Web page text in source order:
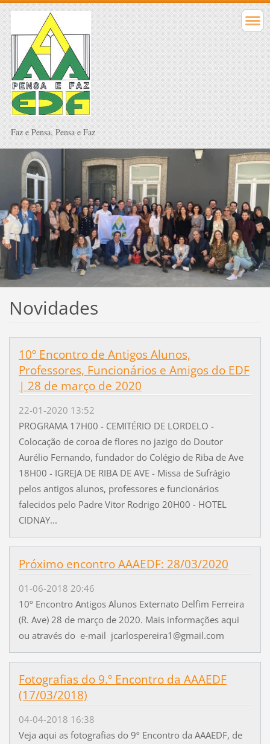
Faz e Pensa, Pensa e Faz
Novidades
10º Encontro de Antigos Alunos,
Professores, Funcionários e Amigos do EDF
| 28 de março de 2020
22-01-2020 13:52
PROGRAMA 17H00 - CEMITÉRIO DE LORDELO -
Colocação de coroa de flores no jazigo do Doutor
Aurélio Fernando, fundador do Colégio de Riba de Ave
18H00 - IGREJA DE RIBA DE AVE - Missa de Sufrágio
pelos antigos alunos, professores e funcionários
falecidos pelo Padre Vitor Rodrigo 20H00 - HOTEL
CIDNAY...
Próximo encontro AAAEDF: 28/03/2020
01-06-2018 20:46
10º Encontro Antigos Alunos Externato Delfim Ferreira
(R. Ave) 28 de março de 2020. Mais informações aqui
ou através do e-mail jcarlospereira1@gmail.com
Fotografias do 9.º Encontro da AAAEDF
(17/03/2018)
04-04-2018 16:38
Veja aqui as fotografias do 9º Encontro da AAAEDF, de